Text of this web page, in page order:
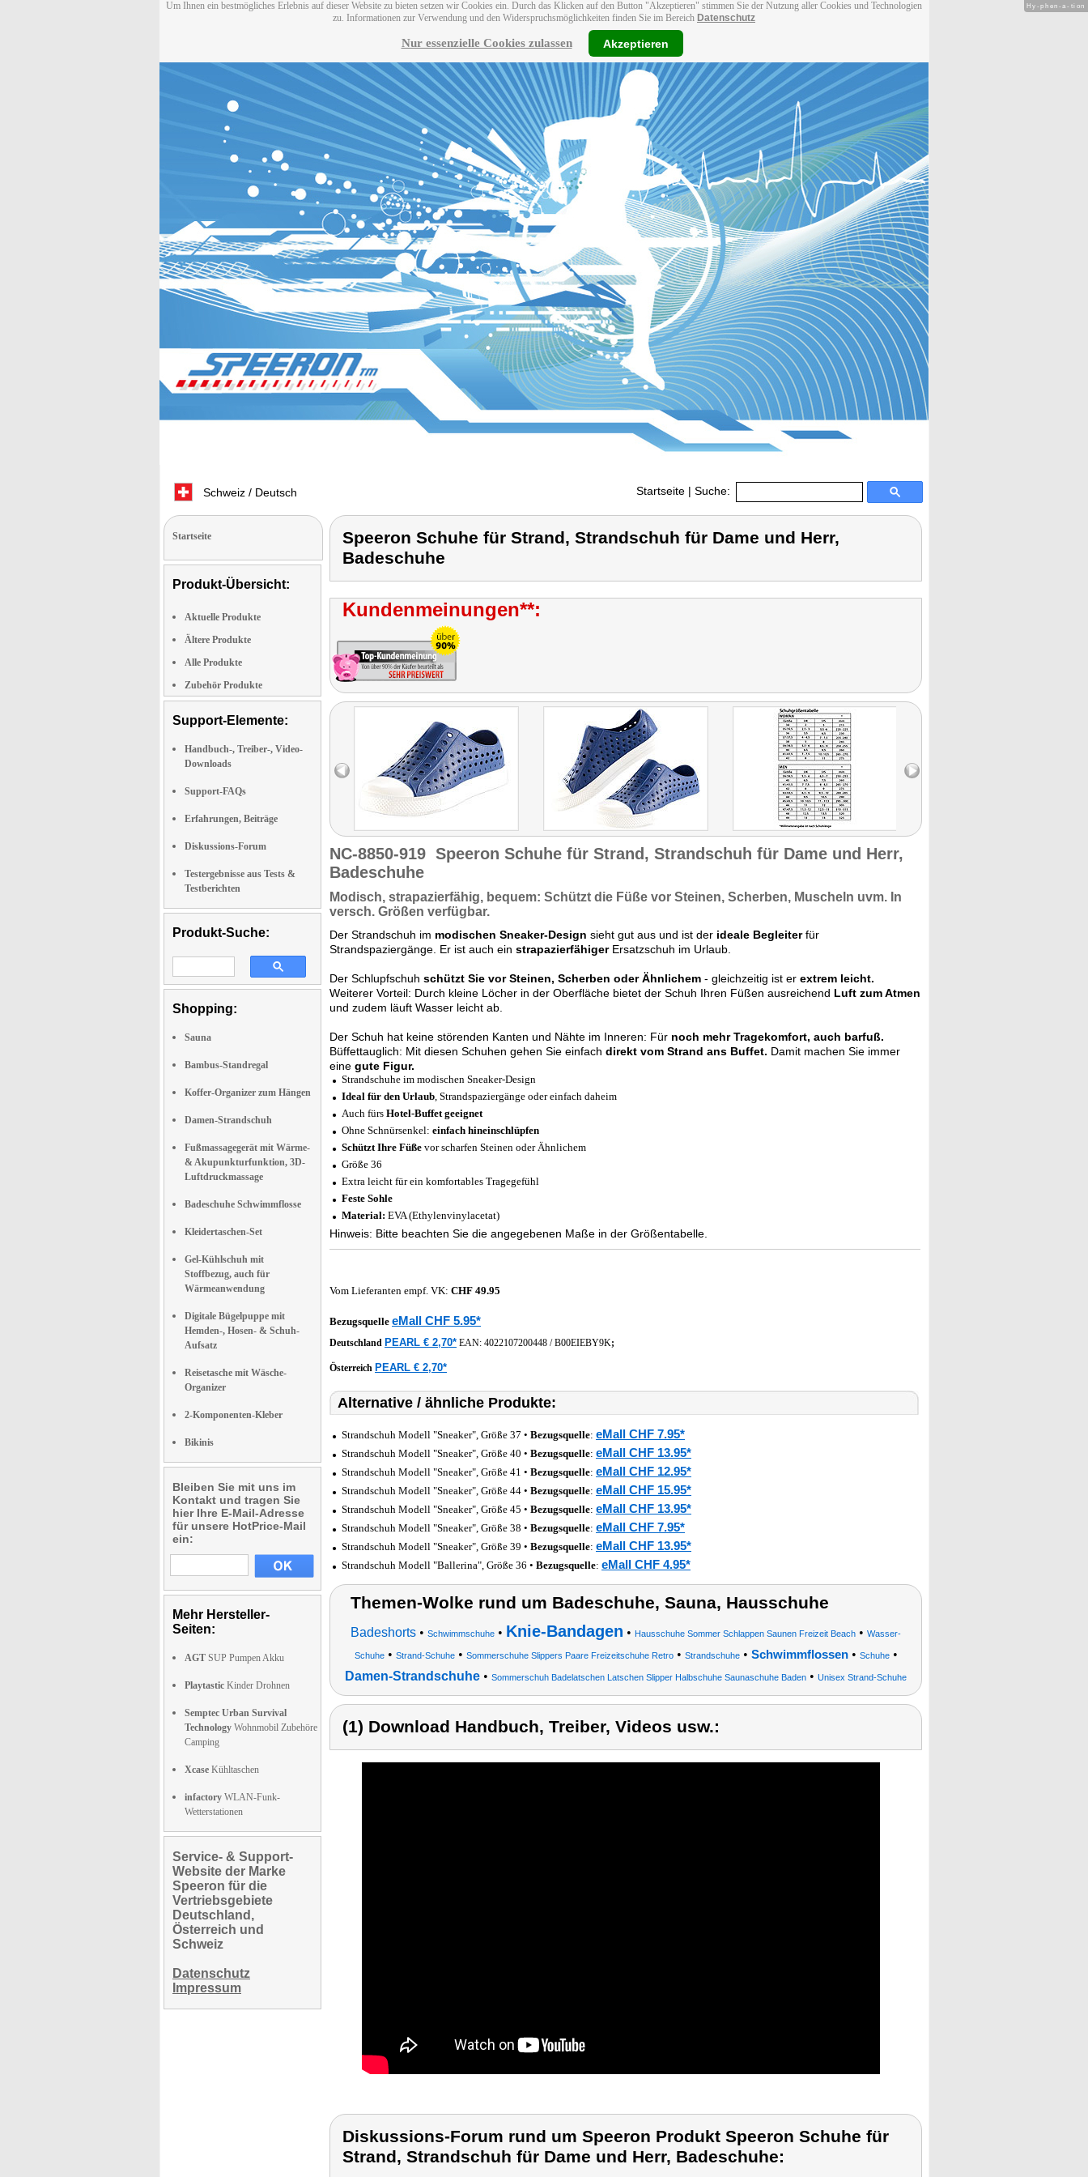
Um Ihnen ein bestmögliches Erlebnis auf dieser Website zu bieten setzen wir Cookies ein. Durch das Klicken auf den Button "Akzeptieren" stimmen Sie der Nutzung aller Cookies und Technologien
zu. Informationen zur Verwendung und den Widerspruchsmöglichkeiten finden Sie im Bereich Datenschutz
Nur essenzielle Cookies zulassen Akzeptieren
Schweiz / Deutsch Startseite | Suche:
Startseite
Produkt-Übersicht:
Aktuelle Produkte
Ältere Produkte
Alle Produkte
Zubehör Produkte
Support-Elemente:
Handbuch-, Treiber-, Video-
Downloads
Support-FAQs
Erfahrungen, Beiträge
Diskussions-Forum
Testergebnisse aus Tests &
Testberichten
Produkt-Suche:
Shopping:
Sauna
Bambus-Standregal
Koffer-Organizer zum Hängen
Damen-Strandschuh
Fußmassagegerät mit Wärme-
& Akupunkturfunktion, 3D-
Luftdruckmassage
Badeschuhe Schwimmflosse
Kleidertaschen-Set
Gel-Kühlschuh mit
Stoffbezug, auch für
Wärmeanwendung
Digitale Bügelpuppe mit
Hemden-, Hosen- & Schuh-
Aufsatz
Reisetasche mit Wäsche-
Organizer
2-Komponenten-Kleber
Bikinis
Bleiben Sie mit uns im
Kontakt und tragen Sie
hier Ihre E-Mail-Adresse
für unsere HotPrice-Mail
ein:
Mehr Hersteller-
Seiten:
AGT SUP Pumpen Akku
Playtastic Kinder Drohnen
Semptec Urban Survival
Technology Wohnmobil Zubehöre
Camping
Xcase Kühltaschen
infactory WLAN-Funk-
Wetterstationen
Service- & Support-
Website der Marke
Speeron für die
Vertriebsgebiete
Deutschland,
Österreich und
Schweiz
Datenschutz
Impressum
Speeron Schuhe für Strand, Strandschuh für Dame und Herr,
Badeschuhe
Kundenmeinungen**:
NC-8850-919 Speeron Schuhe für Strand, Strandschuh für Dame und Herr,
Badeschuhe
Modisch, strapazierfähig, bequem: Schützt die Füße vor Steinen, Scherben, Muscheln uvm. In
versch. Größen verfügbar.
Der Strandschuh im modischen Sneaker-Design sieht gut aus und ist der ideale Begleiterfür
Strandspaziergänge. Er ist auch ein strapazierfähiger Ersatzschuh im Urlaub.
Der Schlupfschuh schützt Sie vor Steinen, Scherben oder Ähnlichem - gleichzeitig ist er extrem leicht.
Weiterer Vorteil: Durch kleine Löcher in der Oberfläche bietet der Schuh Ihren Füßen ausreichend Luft zum Atmen
und zudem läuft Wasser leicht ab.
Der Schuh hat keine störenden Kanten und Nähte im Inneren: Für noch mehr Tragekomfort, auch barfuß.
Büffettauglich: Mit diesen Schuhen gehen Sie einfach direkt vom Strand ans Buffet. Damit machen Sie immer
eine gute Figur.
Strandschuhe im modischen Sneaker-Design
Ideal für den Urlaub, Strandspaziergänge oder einfach daheim
Auch fürs Hotel-Buffet geeignet
Ohne Schnürsenkel: einfach hineinschlüpfen
Schützt Ihre Füße vor scharfen Steinen oder Ähnlichem
Größe 36
Extra leicht für ein komfortables Tragegefühl
Feste Sohle
Material: EVA (Ethylenvinylacetat)
Hinweis: Bitte beachten Sie die angegebenen Maße in der Größentabelle.
Vom Lieferanten empf. VK: CHF 49.95
Bezugsquelle eMall CHF 5.95*
Deutschland PEARL € 2,70* EAN: 4022107200448 /B00EIEBY9K;
Österreich PEARL € 2,70*
Alternative / ähnliche Produkte:
Strandschuh Modell "Sneaker", Größe 37 • Bezugsquelle: eMall CHF 7.95*
Strandschuh Modell "Sneaker", Größe 40 • Bezugsquelle: eMall CHF 13.95*
Strandschuh Modell "Sneaker", Größe 41 • Bezugsquelle: eMall CHF 12.95*
Strandschuh Modell "Sneaker", Größe 44 • Bezugsquelle: eMall CHF 15.95*
Strandschuh Modell "Sneaker", Größe 45 • Bezugsquelle: eMall CHF 13.95*
Strandschuh Modell "Sneaker", Größe 38 • Bezugsquelle: eMall CHF 7.95*
Strandschuh Modell "Sneaker", Größe 39 • Bezugsquelle: eMall CHF 13.95*
Strandschuh Modell "Ballerina", Größe 36 • Bezugsquelle: eMall CHF 4.95*
Themen-Wolke rund um Badeschuhe, Sauna, Hausschuhe
Badeshorts • Schwimmschuhe • Knie-Bandagen • Hausschuhe Sommer Schlappen Saunen Freizeit Beach • Wasser-
Schuhe• Strand-Schuhe• Sommerschuhe Slippers Paare Freizeitschuhe Retro• Strandschuhe• Schwimmflossen• Schuhe•
Damen-Strandschuhe • Sommerschuh Badelatschen Latschen Slipper Halbschuhe Saunaschuhe Baden • Unisex Strand-Schuhe
(1) Download Handbuch, Treiber, Videos usw.:
Diskussions-Forum rund um Speeron Produkt Speeron Schuhe für
Strand, Strandschuh für Dame und Herr, Badeschuhe:
Hy-phen-a-tion